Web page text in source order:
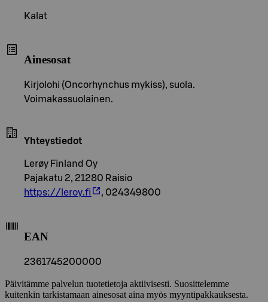
Kalat
Ainesosat
Kirjolohi (Oncorhynchus mykiss), suola.
Voimakassuolainen.
Yhteystiedot
Lerøy Finland Oy
Pajakatu 2, 21280 Raisio
https://leroy.fi
, 024349800
EAN
2361745200000
Päivitämme palvelun tuotetietoja aktiivisesti. Suosittelemme
kuitenkin tarkistamaan ainesosat aina myös myyntipakkauksesta.